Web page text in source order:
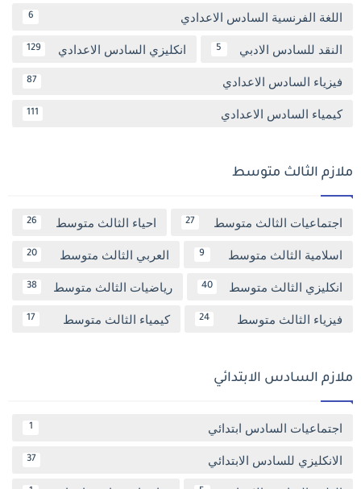
اللغة الفرنسية السادس الاعدادي 6
النقد للسادس الادبي 5 انكليزي السادس الاعدادي 129
فيزياء السادس الاعدادي 87
كيمياء السادس الاعدادي 111
ملازم الثالث متوسط
اجتماعيات الثالث متوسط 27 احياء الثالث متوسط 26
اسلامية الثالث متوسط 9 العربي الثالث متوسط 20
انكليزي الثالث متوسط 40 رياضيات الثالث متوسط 38
فيزياء الثالث متوسط 24 كيمياء الثالث متوسط 17
ملازم السادس الابتدائي
اجتماعيات السادس ابتدائي 1
الانكليزي للسادس الابتدائي 37